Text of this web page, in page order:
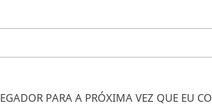
PARA A PRÓXIMA VEZ QUE EU